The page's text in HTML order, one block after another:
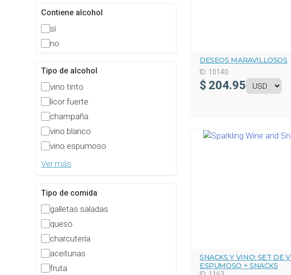
Contiene alcohol
sí
no
Tipo de alcohol
vino tinto
licor fuerte
champaña
vino blanco
vino espumoso
Ver más
Tipo de comida
galletas saladas
queso
charcutería
aceitunas
fruta
DESEOS MARAVILLOSOS
ID: 10140
$ 204.95
SNACKS Y VINO: SET DE
ESPUMOSO + SNACKS